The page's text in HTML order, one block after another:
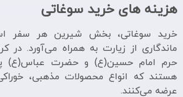
هزینه های خرید سوغاتی
خرید سوغاتی، بخش شیرین هر سفر
ماندگاری از زیارت به همراه می‌آورد. در
حرم امام حسین(ع) و حضرت عباس(ع) پر
هستند که انواع محصولات مذهبی،
عرضه می‌کنند.